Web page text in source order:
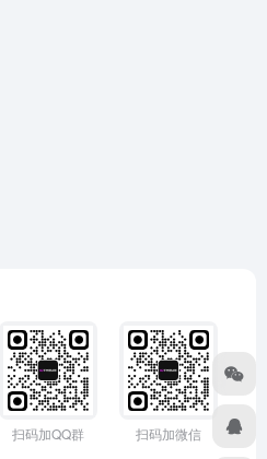
扫码加QQ群 扫码加微信